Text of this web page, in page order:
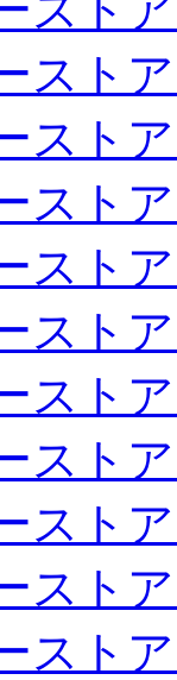
スト
スト
スト
スト
スト
スト
スト
スト
スト
スト